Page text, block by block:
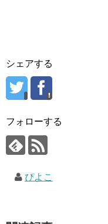
シェアする
フォローする
ぴよこ